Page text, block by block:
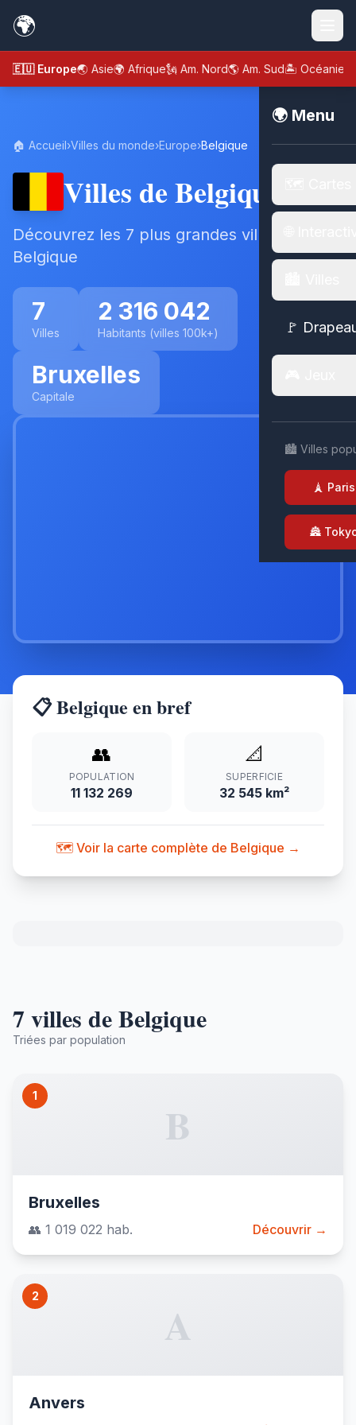
🌍
🇪🇺 Europe🌏 Asie🌍 Afrique🗽 Am. Nord🌎 Am. Sud🏝️ Océanie
🌍 Menu
🚩
🏙️ Villes
🗼 Paris
🏯
🏠 Accueil›Villes du monde›Europe›Belgique
Villes de Belgique
Découvrez les 7 plus grandes villes de
Belgique
7
Villes
2 316 042
Habitants (villes 100k+)
Bruxelles
Capitale
📋 Belgique en bref
👥
POPULATION
11 132 269
📐
SUPERFICIE
32 545 km²
🗺️ Voir la carte complète de Belgique →
7 villes de Belgique
Triées par population
1
B
Bruxelles
👥 1 019 022 hab. Découvrir →
2
A
Anvers